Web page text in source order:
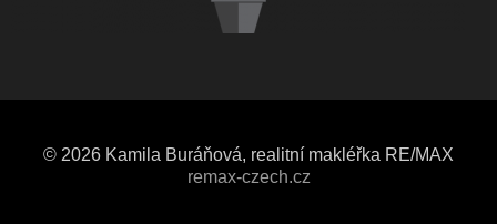
© 2026 Kamila Buráňová, realitní makléřka RE/MAX
remax-czech.cz